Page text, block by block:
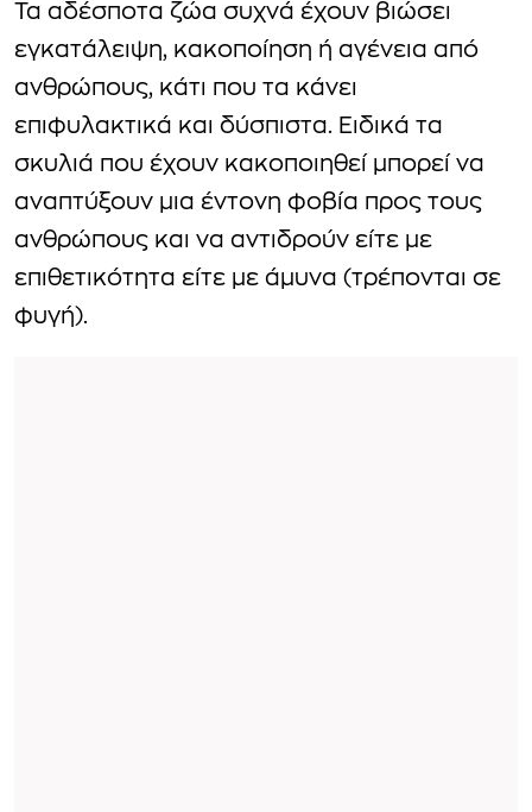
Τα αδέσποτα ζώα συχνά έχουν βιώσει
εγκατάλειψη, κακοποίηση ή αγένεια από
ανθρώπους, κάτι που τα κάνει
επιφυλακτικά και δύσπιστα. Ειδικά τα
σκυλιά που έχουν κακοποιηθεί μπορεί να
αναπτύξουν μια έντονη φοβία προς τους
ανθρώπους και να αντιδρούν είτε με
επιθετικότητα είτε με άμυνα (τρέπονται σε
φυγή).